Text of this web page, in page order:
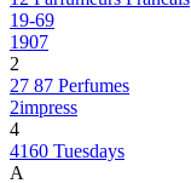
19-69
1907
2
27 87 Perfumes
2impress
4
4160 Tuesdays
A